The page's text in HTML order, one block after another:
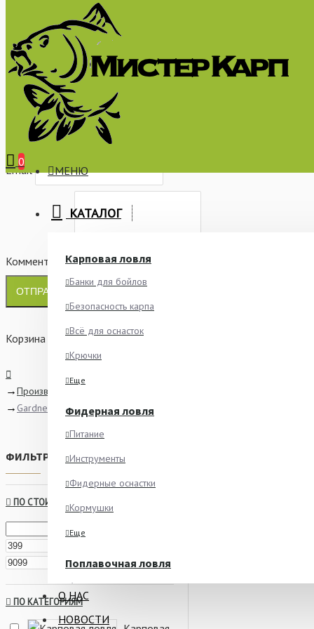
×
СООБЩИТЬ О НАЛИЧИИ
Email
Комментарий
ОТПРАВИТЬ
Корзина
МЕНЮ
КАТАЛОГ
Карповая ловля
Банки для бойлов
Безопасность карпа
Всё для оснасток
Крючки
Еще
Фидерная ловля
Питание
Инструменты
Фидерные оснастки
Кормушки
Еще
Поплавочная ловля
Ароматизаторы
Питание
О НАС
НОВОСТИ
АВТОРИЗАЦИЯ
РЕГИСТРАЦИЯ
0
Производитель
Gardner
ФИЛЬТР очистить
ПО СТОИМОСТИ
р.
ПО КАТЕГОРИЯМ